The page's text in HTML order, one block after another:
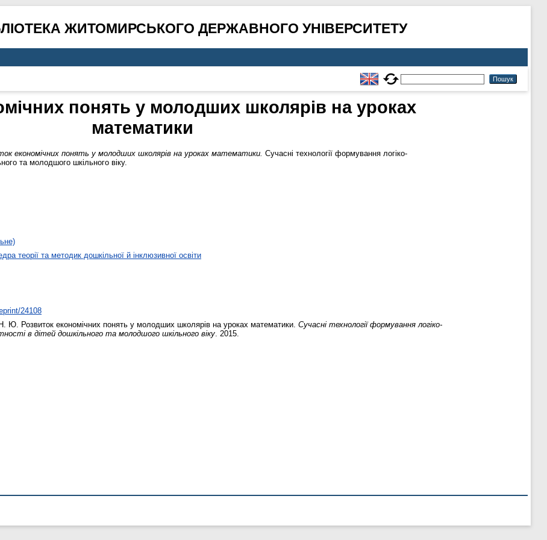
ЖИТОМИРСЬКОГО ДЕРЖАВНОГО УНІВЕРСИТЕТУ
понять у молодших школярів на уроках
математики
економічних понять у молодших школярів на уроках математики. Сучасні технології формування логіко-
та молодшого шкільного віку.
теорії та методик дошкільної й інклюзивної освіти
24108
Н. Ю. Розвиток економічних понять у молодших школярів на уроках математики. Сучасні технології формування логіко-
в дітей дошкільного та молодшого шкільного віку. 2015.